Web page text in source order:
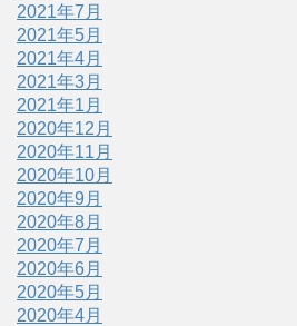
2021年7月
2021年5月
2021年4月
2021年3月
2021年1月
2020年12月
2020年11月
2020年10月
2020年9月
2020年8月
2020年7月
2020年6月
2020年5月
2020年4月